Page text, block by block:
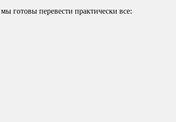
готовы перевести практически все: